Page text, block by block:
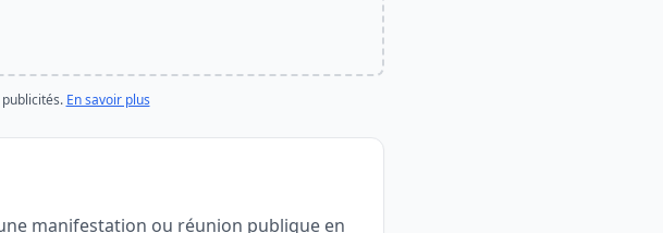
En savoir plus
manifestation ou réunion publique en